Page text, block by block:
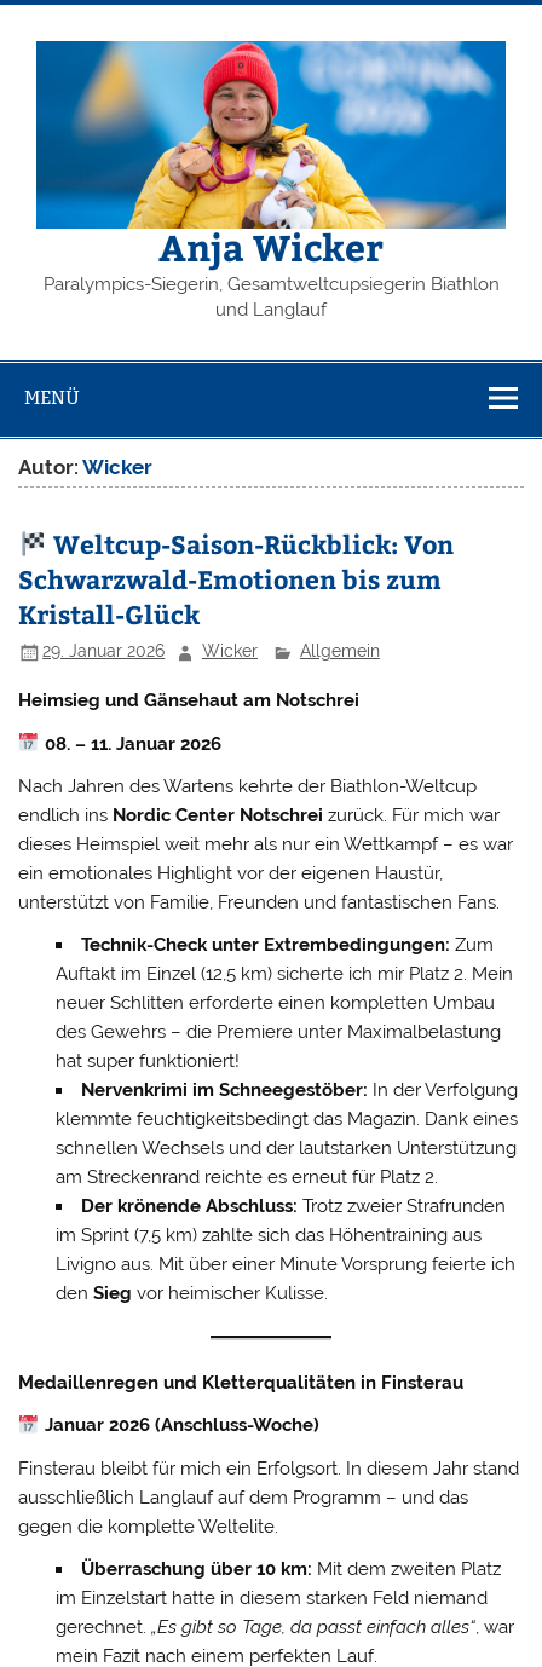
Zum
springen
Anja Wicker
Paralympics-Siegerin, Gesamtweltcupsiegerin Biathlon
und Langlauf
MENÜ
Autor:Wicker
Weltcup-Saison-Rückblick: Von
Schwarzwald-Emotionen bis zum
Kristall-Glück
29. Januar 2026 Wicker Allgemein
Heimsieg und Gänsehaut am Notschrei
08. – 11. Januar 2026
Nach Jahren des Wartens kehrte der Biathlon-Weltcup
endlich ins Nordic Center Notschrei zurück. Für mich war
dieses Heimspiel weit mehr als nur ein Wettkampf – es war
ein emotionales Highlight vor der eigenen Haustür,
unterstützt von Familie, Freunden und fantastischen Fans.
Technik-Check unter Extrembedingungen: Zum
Auftakt im Einzel (12,5 km) sicherte ich mir Platz 2. Mein
neuer Schlitten erforderte einen kompletten Umbau
des Gewehrs – die Premiere unter Maximalbelastung
hat super funktioniert!
Nervenkrimi im Schneegestöber: In der Verfolgung
klemmte feuchtigkeitsbedingt das Magazin. Dank eines
schnellen Wechsels und der lautstarken Unterstützung
am Streckenrand reichte es erneut für Platz 2.
Der krönende Abschluss: Trotz zweier Strafrunden
im Sprint (7,5 km) zahlte sich das Höhentraining aus
Livigno aus. Mit über einer Minute Vorsprung feierte ich
den Sieg vor heimischer Kulisse.
Medaillenregen und Kletterqualitäten in Finsterau
Januar 2026 (Anschluss-Woche)
Finsterau bleibt für mich ein Erfolgsort. In diesem Jahr stand
ausschließlich Langlauf auf dem Programm – und das
gegen die komplette Weltelite.
Überraschung über 10 km: Mit dem zweiten Platz
im Einzelstart hatte in diesem starken Feld niemand
gerechnet. „Es gibt so Tage, da passt einfach alles“, war
mein Fazit nach einem perfekten Lauf.